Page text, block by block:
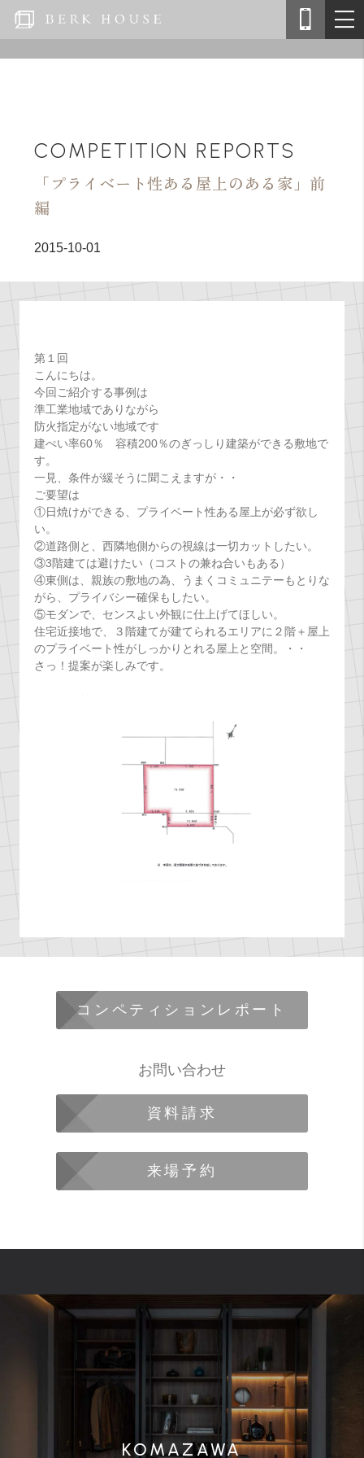
COMPETITION REPORTS
「プライベート性ある屋上のある家」前
編
2015-10-01
第１回
こんにちは。
今回ご紹介する事例は
準工業地域でありながら
防火指定がない地域です
建ぺい率60％ 容積200％のぎっしり建築ができる敷地で
す。
一見、条件が緩そうに聞こえますが・・
ご要望は
①日焼けができる、プライベート性ある屋上が必ず欲し
い。
②道路側と、西隣地側からの視線は一切カットしたい。
③3階建ては避けたい（コストの兼ね合いもある）
④東側は、親族の敷地の為、うまくコミュニテーもとりな
がら、プライバシー確保もしたい。
⑤モダンで、センスよい外観に仕上げてほしい。
住宅近接地で、３階建てが建てられるエリアに２階＋屋上
のプライベート性がしっかりとれる屋上と空間。・・
さっ！提案が楽しみです。
コンペティションレポート
お問い合わせ
資料請求
来場予約
KOMAZAWA